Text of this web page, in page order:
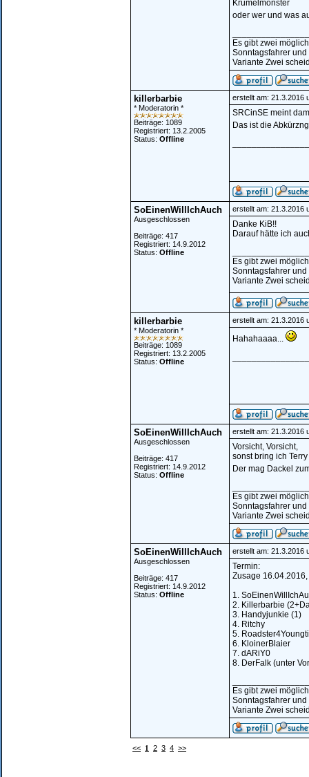
Krümelmonster
oder wer und was
Es gibt zwei
Sonntagsfahrer und
Variante Zwei
killerbarbie
* Moderatorin *
Beiträge: 1089
Registriert: 13.2.2005
Status: Offline
erstellt am: 21.3.2016
SRCinSE meint
Das ist die
SoEinenWillIchAuch
Ausgeschlossen
Beiträge: 417
Registriert: 14.9.2012
Status: Offline
erstellt am: 21.3.2016
Danke KiB!!
Darauf hätte ich
Es gibt zwei
Sonntagsfahrer und
Variante Zwei
killerbarbie
* Moderatorin *
Beiträge: 1089
Registriert: 13.2.2005
Status: Offline
erstellt am: 21.3.2016
Hahahaaaa...
SoEinenWillIchAuch
Ausgeschlossen
Beiträge: 417
Registriert: 14.9.2012
Status: Offline
erstellt am: 21.3.2016
Vorsicht, Vorsicht,
sonst bring ich Terry
Der mag Dackel
Es gibt zwei
Sonntagsfahrer und
Variante Zwei
SoEinenWillIchAuch
Ausgeschlossen
Beiträge: 417
Registriert: 14.9.2012
Status: Offline
erstellt am: 21.3.2016
Termin:
Zusage
1.
2. Killerbarbie
3. Handyjunkie (1)
4. Ritchy
5.
6. KloinerBlaier
7. dARiY0
8. DerFalk (unter
Es gibt zwei
Sonntagsfahrer und
Variante Zwei
<< 1 2 3 4 >>